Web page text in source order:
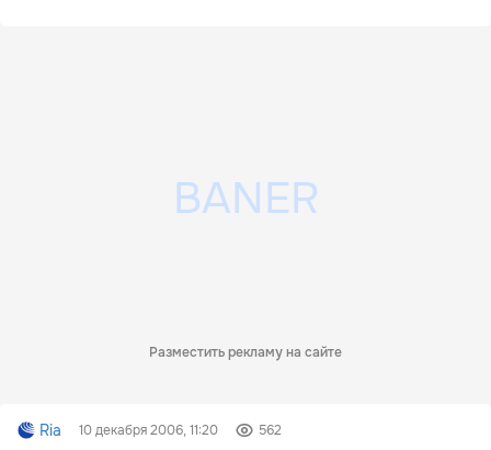
Разместить рекламу на сайте
Ria 10 декабря 2006, 11:20 562